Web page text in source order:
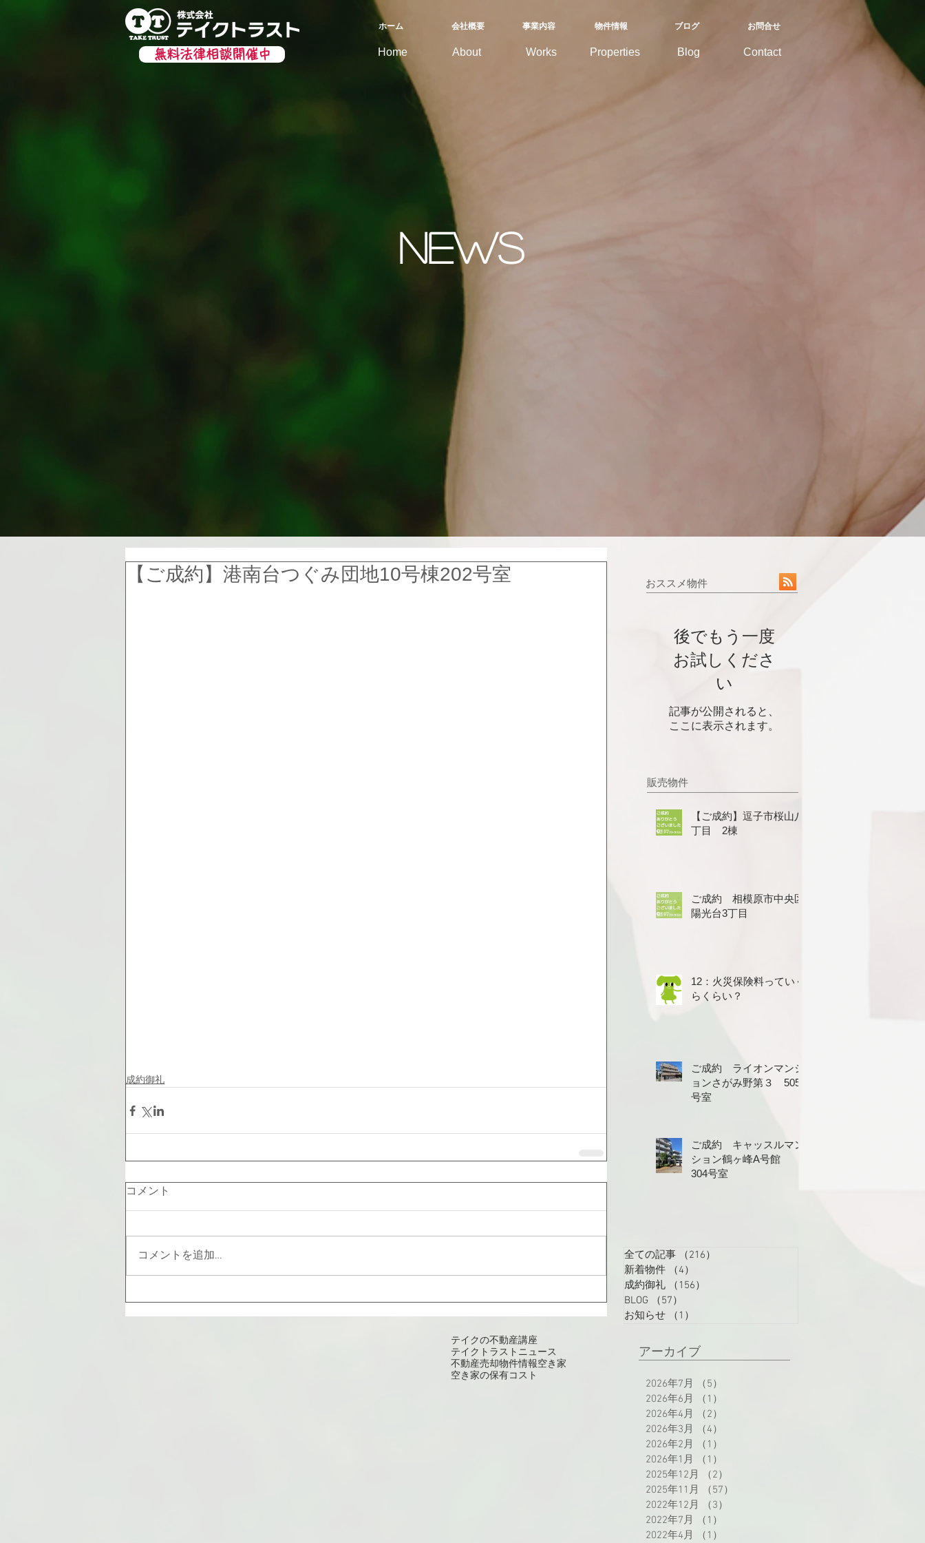
無料法律相談開催中
ホーム 会社概要 ​事業内容 物件情報 ブログ お問合せ
Home About Works Properties Blog Contact
news
おススメ物件
後でもう一度
お試しくださ
い
記事が公開されると、
ここに表示されます。
販売物件
【ご成約】逗子市桜山八
丁目 2棟
ご成約 相模原市中央区
陽光台3丁目
12：火災保険料っていく
らくらい？
ご成約 ライオンマンシ
ョンさがみ野第３ 505
号室
ご成約 キャッスルマン
ション鶴ヶ峰A号館
304号室
全ての記事 （216）
新着物件
（4）
成約御礼
（156）
BLOG
（57）
お知らせ
（1）
テイクの不動産講座
テイクトラスト ニュース
不動産売却物件情報空き家
空き家の保有コスト
アーカイブ
2026年7月 （5）
2026年6月
（1）
2026年4月
（2）
2026年3月
（4）
2026年2月
（1）
2026年1月
（1）
2025年12月
（2）
2025年11月
（57）
2022年12月
（3）
2022年7月
（1）
2022年4月
（1）
【ご成約】港南台つぐみ団地10号棟202号室
成約御礼
コメント
コメントを追加…